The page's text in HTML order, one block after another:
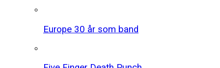
Europe 30 år som band